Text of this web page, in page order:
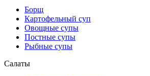
Борщ
Картофельный суп
Овощные супы
Постные супы
Рыбные супы
Салаты